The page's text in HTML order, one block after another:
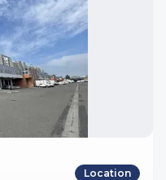
Location